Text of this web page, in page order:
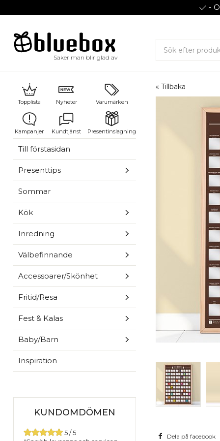
-
Saker man blir glad av
Topplista Nyheter Varumärken
Kampanjer Kundtjänst Presentinslagning
Till förstasidan
Presenttips
Sommar
Kök
Inredning
Välbefinnande
Accessoarer/Skönhet
Fritid/Resa
Fest & Kalas
Baby/Barn
Inspiration
KUNDOMDÖMEN
5 / 5
« Tillbaka
Dela på facebook